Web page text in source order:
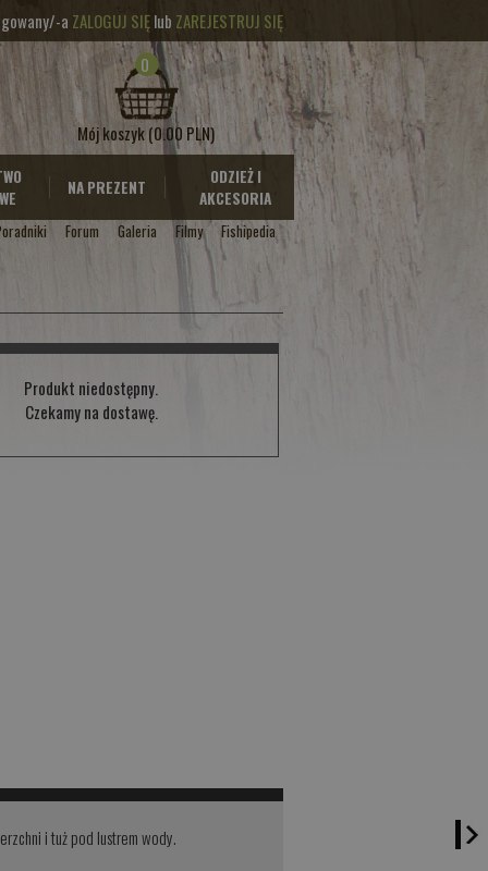
a ZALOGUJ SIĘlub ZAREJESTRUJ SIĘ
0
Mój koszyk(0.00 PLN)
NA PREZENT
ODZIEŻ I
AKCESORIA
Forum Galeria Filmy Fishipedia
Produkt niedostępny.
Czekamy na dostawę.
i tuż pod lustrem wody.